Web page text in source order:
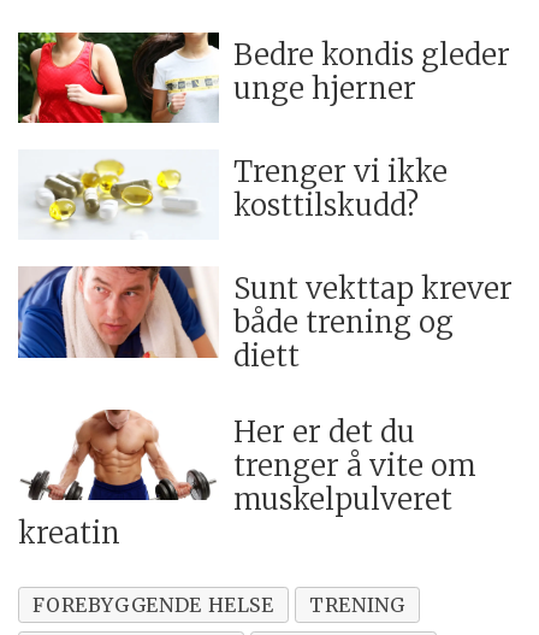
Bedre kondis gleder
unge hjerner
Trenger vi ikke
kosttilskudd?
Sunt vekttap krever
både trening og
diett
Her er det du
trenger å vite om
muskelpulveret
kreatin
FOREBYGGENDE HELSE
TRENING